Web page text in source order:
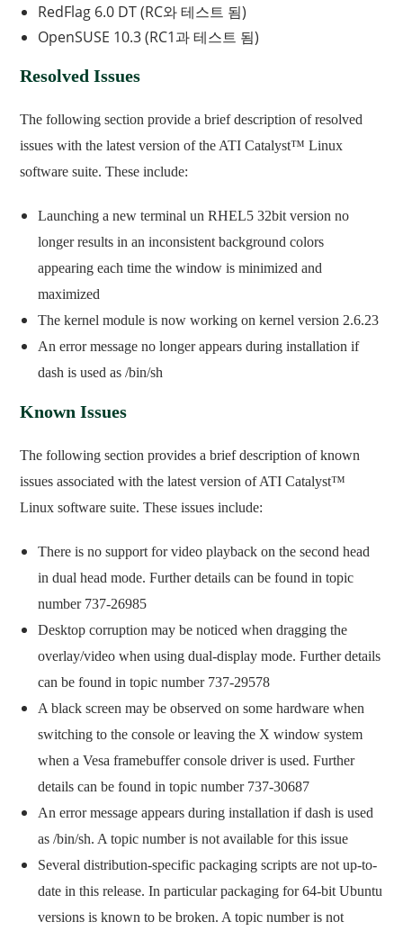
RedFlag 6.0 DT (RC와 테스트 됨)
OpenSUSE 10.3 (RC1과 테스트 됨)
Resolved Issues
The following section provide a brief description of resolved
issues with the latest version of the ATI Catalyst™ Linux
software suite. These include:
Launching a new terminal un RHEL5 32bit version no
longer results in an inconsistent background colors
appearing each time the window is minimized and
maximized
The kernel module is now working on kernel version 2.6.23
An error message no longer appears during installation if
dash is used as /bin/sh
Known Issues
The following section provides a brief description of known
issues associated with the latest version of ATI Catalyst™
Linux software suite. These issues include:
There is no support for video playback on the second head
in dual head mode. Further details can be found in topic
number 737-26985
Desktop corruption may be noticed when dragging the
overlay/video when using dual-display mode. Further details
can be found in topic number 737-29578
A black screen may be observed on some hardware when
switching to the console or leaving the X window system
when a Vesa framebuffer console driver is used. Further
details can be found in topic number 737-30687
An error message appears during installation if dash is used
as /bin/sh. A topic number is not available for this issue
Several distribution-specific packaging scripts are not up-to-
date in this release. In particular packaging for 64-bit Ubuntu
versions is known to be broken. A topic number is not